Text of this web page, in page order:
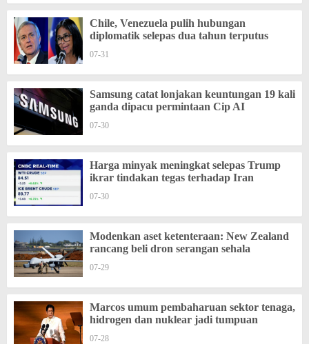
Chile, Venezuela pulih hubungan
diplomatik selepas dua tahun terputus
07-31
Samsung catat lonjakan keuntungan 19 kali
ganda dipacu permintaan Cip AI
07-30
Harga minyak meningkat selepas Trump
ikrar tindakan tegas terhadap Iran
07-30
Modenkan aset ketenteraan: New Zealand
rancang beli dron serangan sehala
07-29
Marcos umum pembaharuan sektor tenaga,
hidrogen dan nuklear jadi tumpuan
07-28